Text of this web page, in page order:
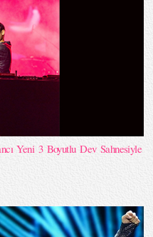
Yeni 3 Boyutlu Dev Sahnesiyle